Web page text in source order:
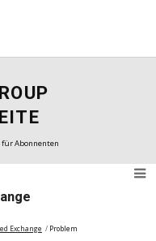
Abonnenten
Exchange Problem